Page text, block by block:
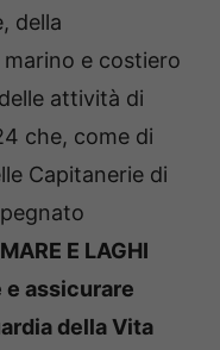
della
marino e costiero
attività di
che, come di
Capitanerie di
E LAGHI
e assicurare
della Vita